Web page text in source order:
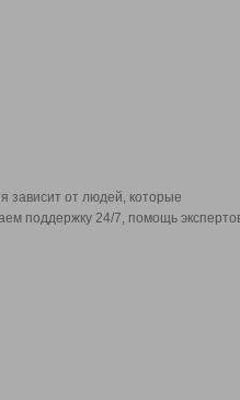
зависит от людей, которые
поддержку 24/7, помощь